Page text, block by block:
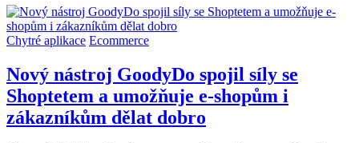
Chytré aplikace Ecommerce
Nový nástroj GoodyDo spojil síly se
Shoptetem a umožňuje e-shopům i
zákazníkům dělat dobro